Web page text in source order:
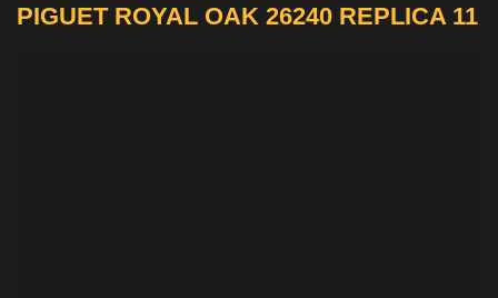
PIGUET ROYAL OAK 26240 REPLICA 11